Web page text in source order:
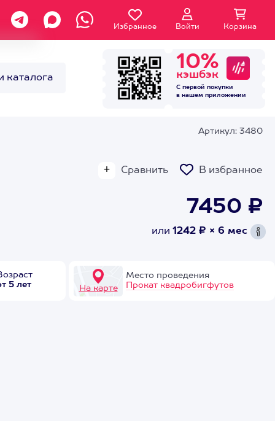
Избранное Войти Корзина
каталога
10%
кэшбэк
С первой покупки
в нашем приложении
Артикул: 3480
Сравнить В избранное
7450 ₽
или 1242 ₽ × 6 мес
5 лет
На карте
Место проведения
Прокат квадробигфутов